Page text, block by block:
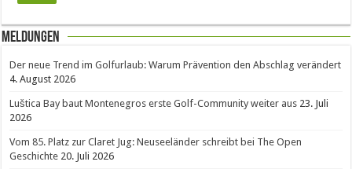
Meldungen
Der neue Trend im Golfurlaub: Warum Prävention den Abschlag verändert
4. August 2026
Luštica Bay baut Montenegros erste Golf-Community weiter aus 23. Juli
2026
Vom 85. Platz zur Claret Jug: Neuseeländer schreibt bei The Open
Geschichte 20. Juli 2026